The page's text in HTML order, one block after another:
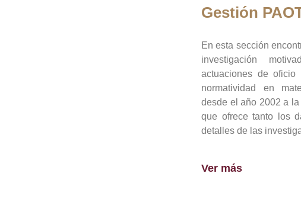
Gestión
En esta sección
investigación
actuaciones de oficio
normatividad en
desde el año 2002 a
que ofrece tanto los
detalles de las
Ver más